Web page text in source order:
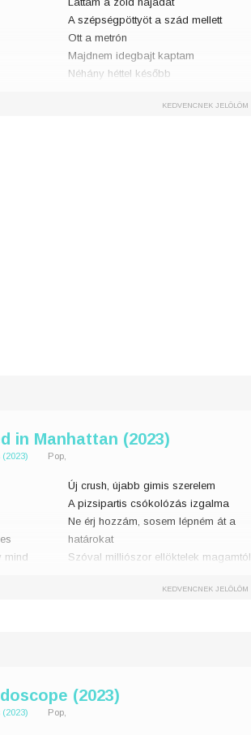
A szépségpöttyöt a szád mellett
Ott a metrón
Majdnem idegbajt kaptam
Néhány héttel később
Ott haltam meg majdnemKEDVENCNEK JELÖLÖM
in Manhattan (2023)
Pop,
mind
Új crush, újabb gimis szerelem
A pizsipartis csókolózás izgalma
Ne érj hozzám, sosem lépném át a
határokat
Szóval milliószor ellöktelek magamtól
KEDVENCNEK JELÖLÖM
(2023)
Pop,